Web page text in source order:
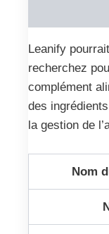
Leanify
recherchez
complément
des
la gestion de
Nom